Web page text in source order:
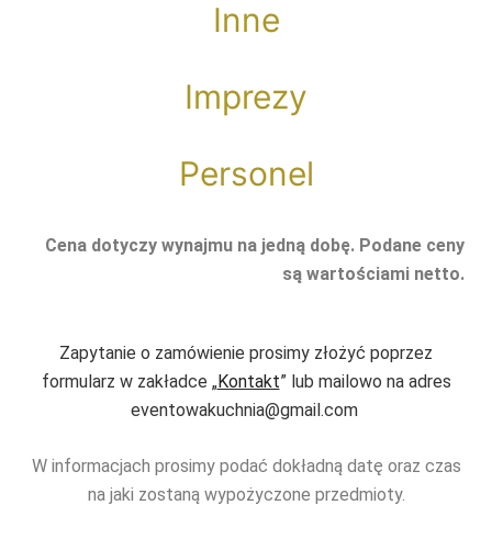
Inne
Imprezy
Personel
Cena dotyczy wynajmu na jedną dobę. Podane ceny
są wartościami netto.
Zapytanie o zamówienie prosimy złożyć poprzez
formularz w zakładce „Kontakt” lub mailowo na adres
eventowakuchnia@gmail.com
W informacjach prosimy podać dokładną datę oraz czas
na jaki zostaną wypożyczone przedmioty.